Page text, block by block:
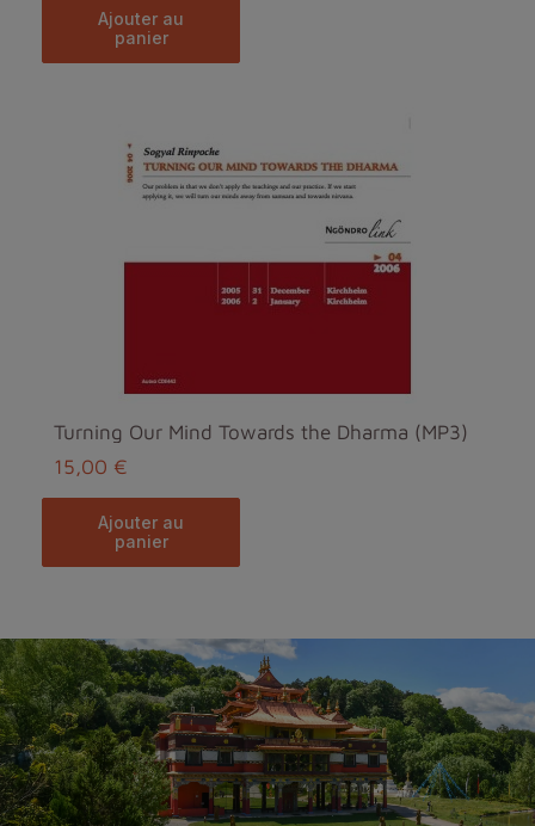
ajouter au
panier
Turning Our Mind Towards the Dharma (MP3)
15,00 €
ajouter au
panier